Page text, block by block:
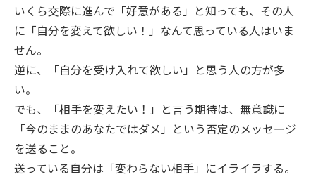
いくら交際に進んで「好意がある」と知っても、その人
に「自分を変えて欲しい！」なんて思っている人はいま
せん。
逆に、「自分を受け入れて欲しい」と思う人の方が多
い。
でも、「相手を変えたい！」と言う期待は、無意識に
「今のままのあなたではダメ」という否定のメッセージ
を送ること。
送っている自分は「変わらない相手」にイライラする。